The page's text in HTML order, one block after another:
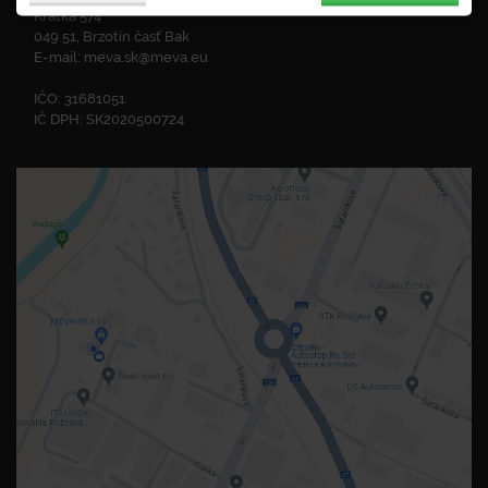
Krátka 574
049 51, Brzotín časť Bak
E-mail: meva.sk@meva.eu
IČO: 31681051
IČ DPH: SK2020500724